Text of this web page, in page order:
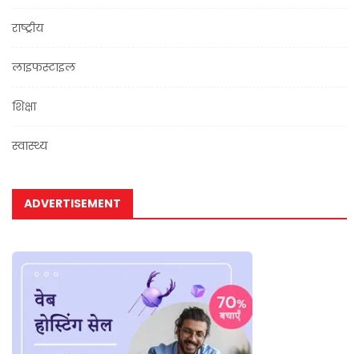
राष्ट्रीय
लाइफस्टाइल
शिक्षा
स्वास्थ्य
ADVERTISEMENT